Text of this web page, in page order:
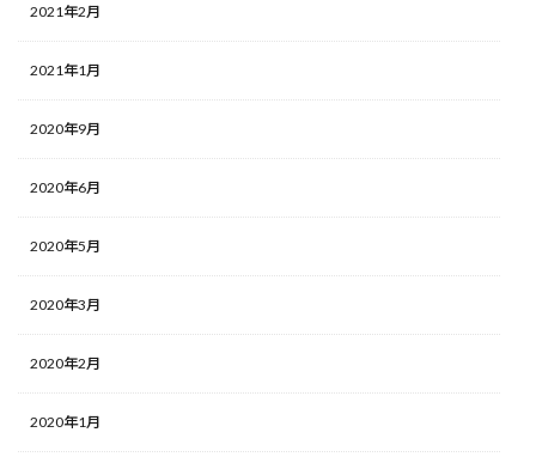
2021年2月
2021年1月
2020年9月
2020年6月
2020年5月
2020年3月
2020年2月
2020年1月